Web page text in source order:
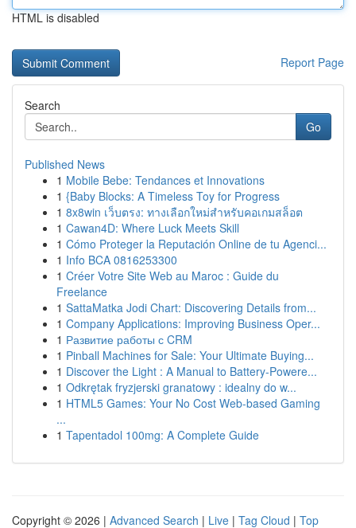
HTML is disabled
Report Page
Search
Go
Published News
1 Mobile Bebe: Tendances et Innovations
1 {Baby Blocks: A Timeless Toy for Progress
1 8x8win เว็บตรง: ทางเลือกใหม่สำหรับคอเกมสล็อต
1 Cawan4D: Where Luck Meets Skill
1 Cómo Proteger la Reputación Online de tu Agenci...
1 Info BCA 0816253300
1 Créer Votre Site Web au Maroc : Guide du
Freelance
1 SattaMatka Jodi Chart: Discovering Details from...
1 Company Applications: Improving Business Oper...
1 Развитие работы с CRM
1 Pinball Machines for Sale: Your Ultimate Buying...
1 Discover the Light : A Manual to Battery-Powere...
1 Odkrętak fryzjerski granatowy : idealny do w...
1 HTML5 Games: Your No Cost Web-based Gaming
...
1 Tapentadol 100mg: A Complete Guide
Copyright © 2026 | Advanced Search | Live | Tag Cloud | Top